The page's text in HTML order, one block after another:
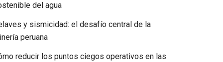
del agua
y sismicidad: el desafío central de la
peruana
reducir los puntos ciegos operativos en las